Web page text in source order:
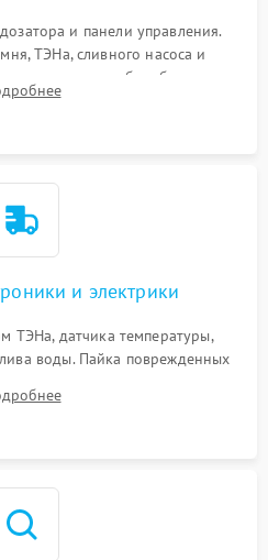
и панели управления.
ТЭНа, сливного насоса и
подшипников барабана и
манжеты люка на разрывы.
и электрики
ТЭНа, датчика температуры,
воды. Пайка поврежденных
проводки и контактов.